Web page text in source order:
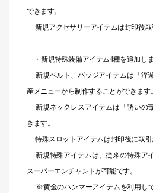
できます。
- 新規アクセサリーアイテムは封印後取
・ 新規特殊装備アイテム4種を追加しま
-新規ベルト、バッジアイテムは「浮
産メニューから制作することができます。
-新規ネックレスアイテムは「誘いの
きます。
- 特殊スロットアイテムは封印後に取引
- 新規特殊アイテムは、従来の特殊ア
スーパーエンチャントが可能です。
※黄金のハンマーアイテムを利用し